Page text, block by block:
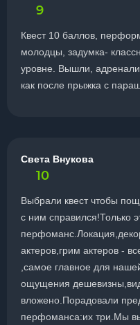
9
Квест 10 баллов,
молодцы, задумка-
уровне. Вышли,
как после прыжка с
Света Внукова
10
Выбрали квест чтобы
с ним справился!Только
актеров,грим актеров -
,самое главное для
ощущения
вложено.Порадовали
перфоманса:их три.Мы